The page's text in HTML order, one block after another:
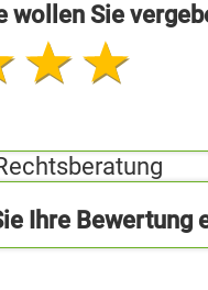
wollen Sie
Ihre Bewertung